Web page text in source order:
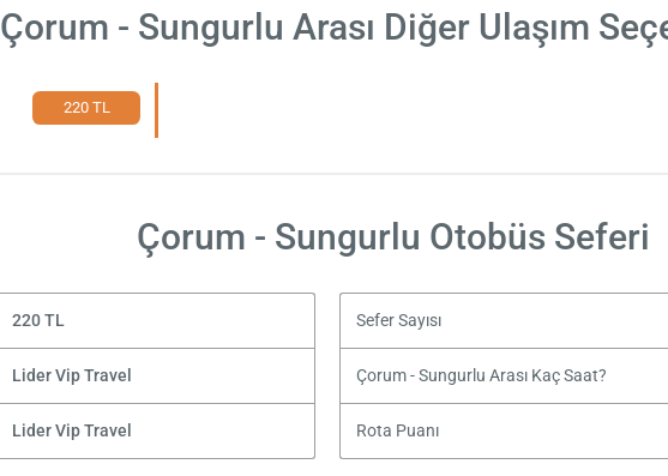
Çorum - Sungurlu Arası Diğer Ulaşım
220 TL
Çorum - Sungurlu Otobüs Seferi
220 TL Sefer Sayısı
Lider Vip Travel Çorum - Sungurlu Arası Kaç Saat?
Lider Vip Travel Rota Puanı